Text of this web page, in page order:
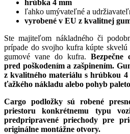
hrúbka 4 mm
ľahko umývateľné a
vyrobené v EU z kvalitnej
Ste majiteľom nákladného či
prípade do svojho kufra kúpte
gumové vane do kufra. Bezpečne
pred poškodením a zašpinením.
z kvalitného materiálu s hrúbkou
ťažkého nákladu alebo pohyb
Cargo podložky sú robené
priestoru konkrétnemu typu
predpripravenépriechody pre
originálne montážne otvory.